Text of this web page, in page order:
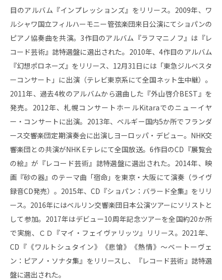
目のアルバム『インプレッションズ』をリリース。2009年、ワ
ルシャワ国立フィルハーモニー管弦楽団来日公演にてショパンの
ピアノ協奏曲を共演。3作目のアルバム『ラフマニノフ』は『レ
コード芸術』誌特選盤に選出された。2010年、4作目のアルバム
『幻想ポロネーズ』をリリース、12月31日には「東急ジルベスタ
ーコンサート」に出演（テレビ東京系にて全国ネット生中継）。
2011年、過去4枚のアルバムから選曲した『外山啓介BEST』を
発売。2012年、札幌コンサートホールKitaraでのニューイヤ
ー・コンサートに出演。2013年、ベルギー国内5か所でフランダ
ース交響楽団定期演奏会に出演しヨーロッパ・デビュー。NHK交
響楽団との共演がNHK Eテレにて全国放送。6作目のCD『展覧会
の絵』が『レコード芸術』誌特選盤に選出された。2014年、映
画『砂の器』のテーマ曲「宿命」を東京・大阪にて演奏（ライヴ
録音CD発売）。2015年、CD『ショパン：バラード全集』をリリ
ース。2016年にはベルリン交響楽団日本公演ツアーにソリストと
して参加。2017年はデビュー10周年記念ツアーを全国約20か所
で実施、ＣＤ『マイ・フェイヴァリッツ』リリース。2021年、
CD『《ワルトシュタイン》《悲愴》《熱情》～ベートーヴェ
ン：ピアノ・ソナタ集』をリリースし、『レコード芸術』誌特選
盤に選出された。